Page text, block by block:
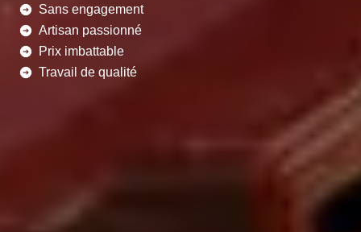
Sans engagement
Artisan passionné
Prix imbattable
Travail de qualité